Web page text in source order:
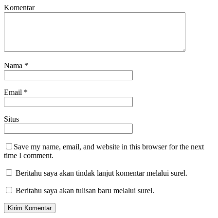
Komentar
Nama *
Email *
Situs
Save my name, email, and website in this browser for the next
time I comment.
Beritahu saya akan tindak lanjut komentar melalui surel.
Beritahu saya akan tulisan baru melalui surel.